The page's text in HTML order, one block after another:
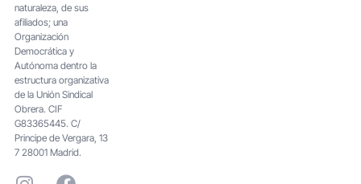
naturaleza, de sus
afiliados; una
Organización
Democrática y
Autónoma dentro la
estructura organizativa
de la Unión Sindical
Obrera. CIF
G83365445. C/
Principe de Vergara, 13
7 28001 Madrid.